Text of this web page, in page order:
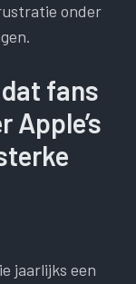
onder
fans
Apple’s
jaarlijks een